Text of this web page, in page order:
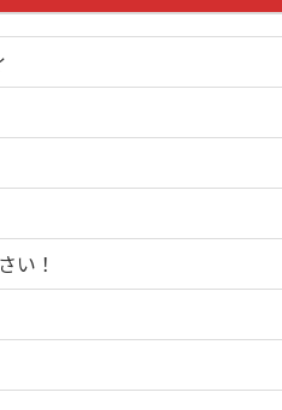
い！